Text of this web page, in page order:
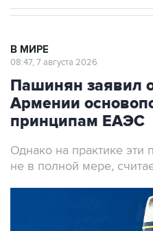
В МИРЕ
08:47, 7 августа 2026
Пашинян заявил
Армении
принципам ЕАЭС
Однако на практике эти
не в полной мере,